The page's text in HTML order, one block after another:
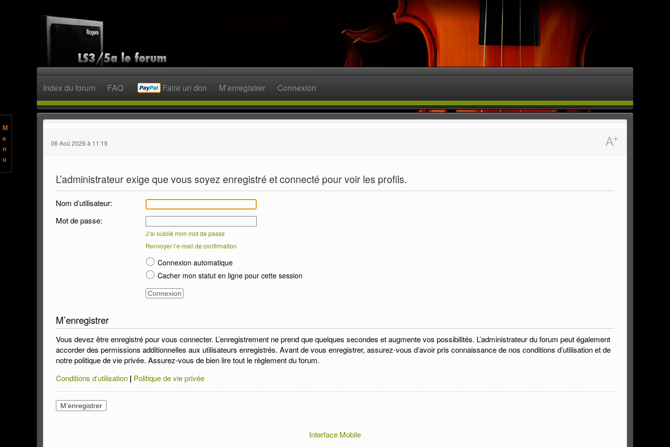
M
e
n
u
Index du forum FAQ Faire un don M’enregistrer Connexion
06 Aoû 2026 à 11:19
L’administrateur exige que vous soyez enregistré et connecté pour voir les profils.
Nom d’utilisateur:
Mot de passe:
J’ai oublié mon mot de passe
Renvoyer l’e-mail de confirmation
Connexion automatique
Cacher mon statut en ligne pour cette session
M’enregistrer
Vous devez être enregistré pour vous connecter. L’enregistrement ne prend que quelques secondes et augmente vos possibilités. L’administrateur du forum peut également
accorder des permissions additionnelles aux utilisateurs enregistrés. Avant de vous enregistrer, assurez-vous d’avoir pris connaissance de nos conditions d’utilisation et de
notre politique de vie privée. Assurez-vous de bien lire tout le règlement du forum.
Conditions d’utilisation | Politique de vie privée
M’enregistrer
Interface Mobile